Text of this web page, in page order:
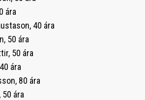
ára
40 ára
50 ára
50 ára
ára
80 ára
ára